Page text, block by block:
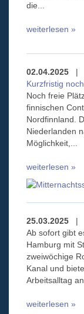
die...
weiterlesen »
02.04.2025 |
Kurzfristig
Noch freie
finnischen
Nordfinnland.
Niederlanden
Möglichkeit,...
weiterlesen »
25.03.2025 |
Ab sofort gibt
Hamburg mit
zweiwöchige
Kanal und
Arbeitsalltag
weiterlesen »